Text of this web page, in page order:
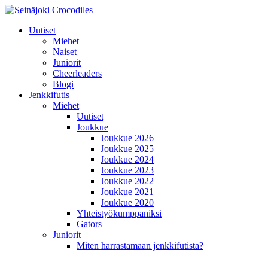
Uutiset
Miehet
Naiset
Juniorit
Cheerleaders
Blogi
Jenkkifutis
Miehet
Uutiset
Joukkue
Joukkue 2026
Joukkue 2025
Joukkue 2024
Joukkue 2023
Joukkue 2022
Joukkue 2021
Joukkue 2020
Yhteistyökumppaniksi
Gators
Juniorit
Miten harrastamaan jenkkifutista?